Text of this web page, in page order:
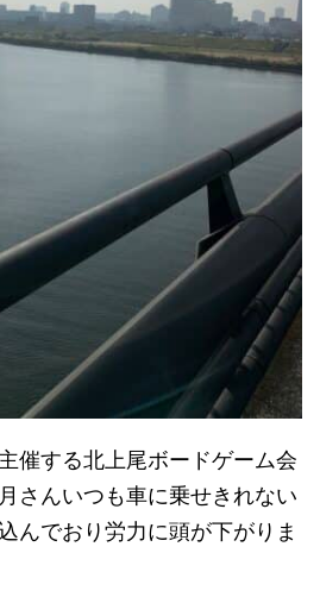
催する北上尾ボードゲーム会
さんいつも車に乗せきれない
んでおり労力に頭が下がりま